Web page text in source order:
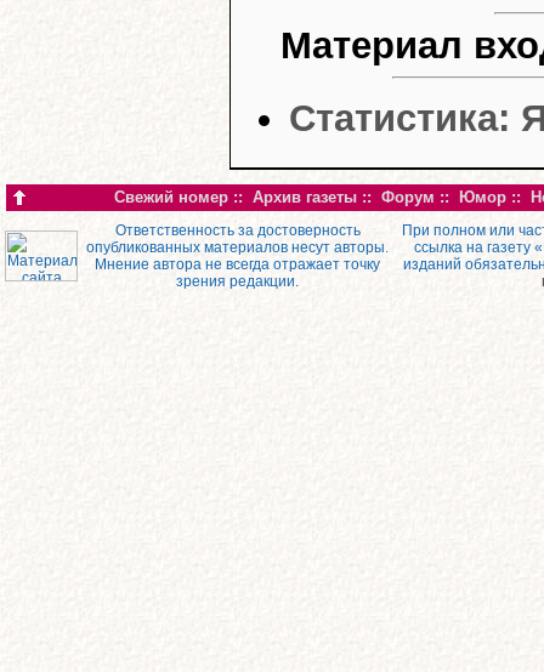
Материал
Статистика:
Свежий номер :: Архив газеты :: Форум :: Юмор ::
Ответственность за достоверность
опубликованных материалов несут авторы.
Мнение автора не всегда отражает точку
зрения редакции.
При полном или
ссылка на газету
изданий